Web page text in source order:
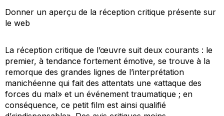
Donner un aperçu de la réception critique présente sur
le web
La réception critique de l’œuvre suit deux courants : le
premier, à tendance fortement émotive, se trouve à la
remorque des grandes lignes de l’interprétation
manichéenne qui fait des attentats une «attaque des
forces du mal» et un événement traumatique ; en
conséquence, ce petit film est ainsi qualifié